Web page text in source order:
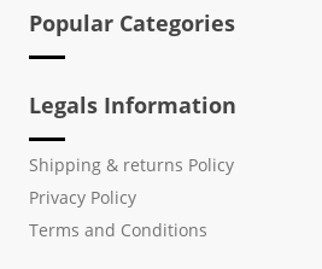
Popular Categories
Legals Information
Shipping & returns Policy
Privacy Policy
Terms and Conditions